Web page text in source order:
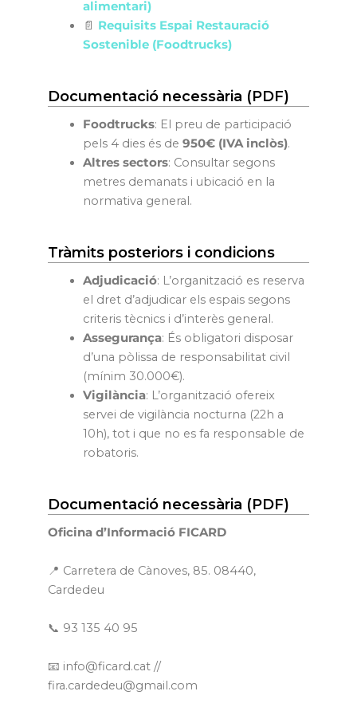
alimentari)
📄 Requisits Espai Restauració
Sostenible (Foodtrucks)
Documentació necessària (PDF)
Foodtrucks: El preu de participació
pels 4 dies és de 950€ (IVA inclòs).
Altres sectors: Consultar segons
metres demanats i ubicació en la
normativa general.
Tràmits posteriors i condicions
Adjudicació: L’organització es reserva
el dret d’adjudicar els espais segons
criteris tècnics i d’interès general.
Assegurança: És obligatori disposar
d’una pòlissa de responsabilitat civil
(mínim 30.000€).
Vigilància: L’organització ofereix
servei de vigilància nocturna (22h a
10h), tot i que no es fa responsable de
robatoris.
Documentació necessària (PDF)
Oficina d’Informació FICARD
📍 Carretera de Cànoves, 85. 08440,
Cardedeu
📞 93 135 40 95
📧 info@ficard.cat //
fira.cardedeu@gmail.com